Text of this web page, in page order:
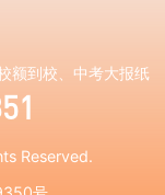
额到校、中考大报纸
Reserved.